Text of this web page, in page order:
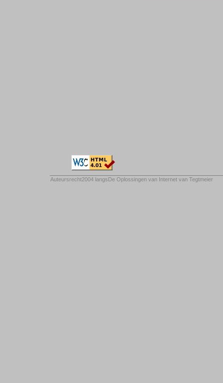
Auteursrecht2004 langsDe Oplossingen van Internet van Tegtmeier